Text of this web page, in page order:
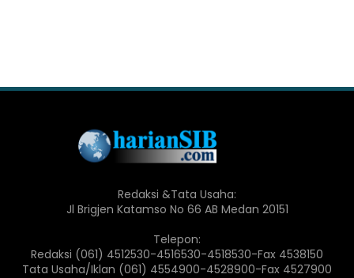
Redaksi &Tata Usaha:
Jl Brigjen Katamso No 66 AB Medan 20151
Telepon:
Redaksi (061) 4512530-4516530-4518530-Fax 4538150
Tata Usaha/Iklan (061) 4554900-4528900-Fax 4527900